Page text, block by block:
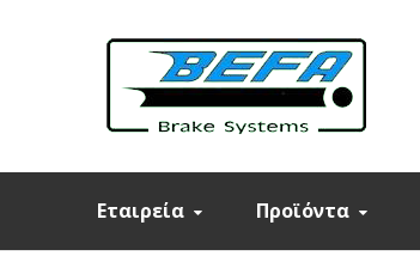
Εταιρεία Προϊόντα